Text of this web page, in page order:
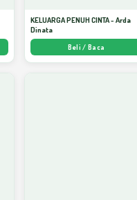
KELUARGA PENUH CINTA - Arda
Dinata
Beli / Baca